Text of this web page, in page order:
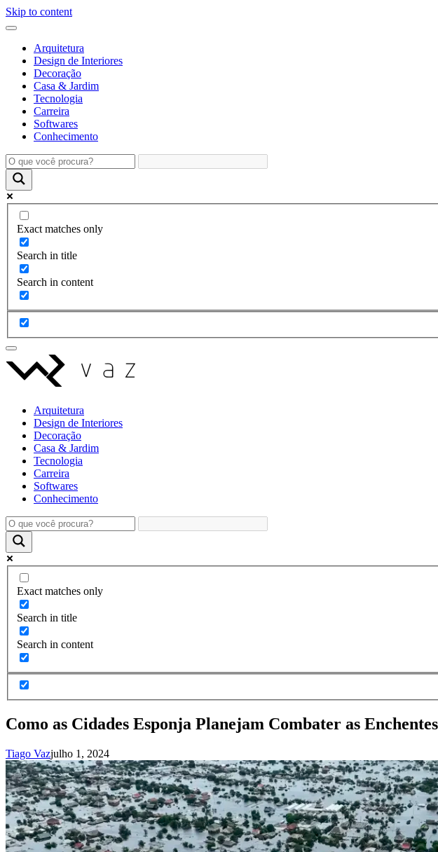
Skip to content
Arquitetura
Design de Interiores
Decoração
Casa & Jardim
Tecnologia
Carreira
Softwares
Conhecimento
Exact matches only
Search in title
Search in content
Arquitetura
Design de Interiores
Decoração
Casa & Jardim
Tecnologia
Carreira
Softwares
Conhecimento
Exact matches only
Search in title
Search in content
Como as Cidades Esponja Planejam Combater as
Tiago Vazjulho 1, 2024